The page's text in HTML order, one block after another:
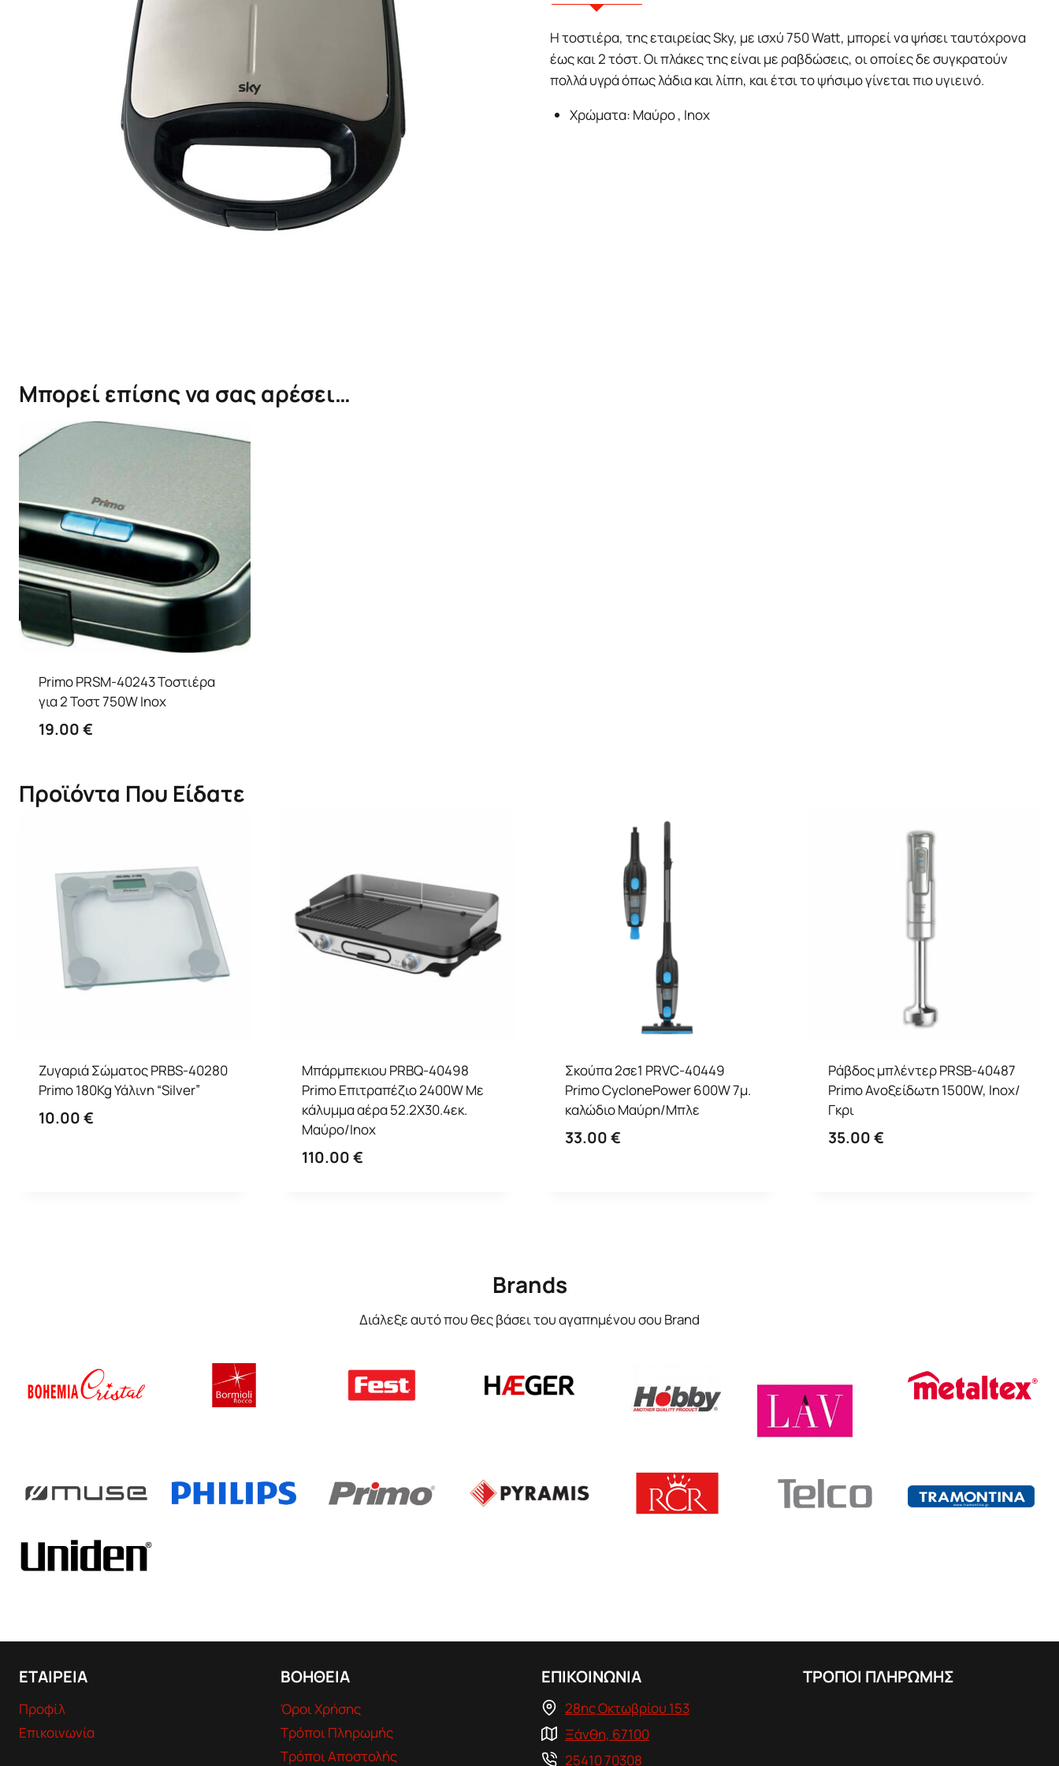
Η τοστιέρα, της εταιρείας Sky, με ισχύ 750 Watt, μπορεί να ψήσει ταυτόχρονα
έως και 2 τόστ. Οι πλάκες της είναι με ραβδώσεις, οι οποίες δε συγκρατούν
πολλά υγρά όπως λάδια και λίπη, και έτσι το ψήσιμο γίνεται πιο υγιεινό.
Χρώματα: Μαύρο , Inox
Μπορεί επίσης να σας αρέσει…
Primo PRSM-40243 Τοστιέρα
για 2 Τοστ 750W Inox
19.00€
Προϊόντα Που Είδατε
Ζυγαριά Σώματος PRBS-40280
Primo 180Kg Υάλινη “Silver”
10.00€
Μπάρμπεκιου PRBQ-40498
Primo Επιτραπέζιο 2400W Με
κάλυμμα αέρα 52.2X30.4εκ.
Μαύρο/Inox
110.00€
Σκούπα 2σε1 PRVC-40449
Primo CyclonePower 600W 7μ.
καλώδιο Μαύρη/Μπλε
33.00€
Ράβδος μπλέντερ PRSB-40487
Primo Ανοξείδωτη 1500W, Inox/
Γκρι
35.00€
Brands
Διάλεξε αυτό που θες βάσει του αγαπημένου σου Brand
ΕΤΑΙΡΕΙΑ
Προφίλ
Επικοινωνία
ΒΟΗΘΕΙΑ
Όροι Χρήσης
Τρόποι Πληρωμής
Τρόποι Αποστολής
ΕΠΙΚΟΙΝΩΝΙΑ
28ης Οκτωβρίου 153
Ξάνθη, 67100
25410 70308
ΤΡΟΠΟΙ ΠΛΗΡΩΜΗΣ